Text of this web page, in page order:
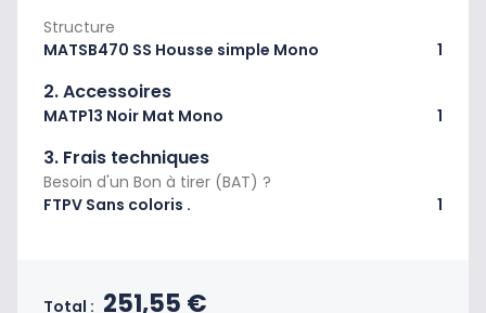
Structure
MATSB470 SS Housse simple Mono
1
2. Accessoires
MATP13 Noir Mat Mono 1
3. Frais techniques
Besoin d'un Bon à tirer (BAT) ?
FTPV Sans coloris .
1
Total : Prix final du produit
251,55 €